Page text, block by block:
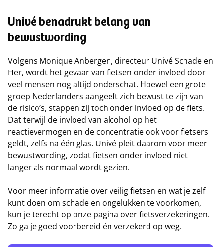
Univé benadrukt belang van
bewustwording
Volgens Monique Anbergen, directeur Univé Schade en
Her, wordt het gevaar van fietsen onder invloed door
veel mensen nog altijd onderschat. Hoewel een grote
groep Nederlanders aangeeft zich bewust te zijn van
de risico’s, stappen zij toch onder invloed op de fiets.
Dat terwijl de invloed van alcohol op het
reactievermogen en de concentratie ook voor fietsers
geldt, zelfs na één glas. Univé pleit daarom voor meer
bewustwording, zodat fietsen onder invloed niet
langer als normaal wordt gezien.
Voor meer informatie over veilig fietsen en wat je zelf
kunt doen om schade en ongelukken te voorkomen,
kun je terecht op onze pagina over fietsverzekeringen.
Zo ga je goed voorbereid én verzekerd op weg.